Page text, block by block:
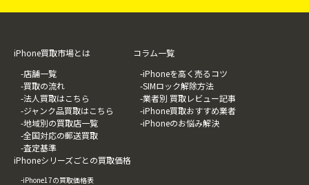
iPhone買取市場とは
-店舗一覧
-買取の流れ
-法人買取はこちら
-ジャンク品買取はこちら
-地域別の買取店一覧
-全国対応の郵送買取
-査定基準
コラム一覧
-iPhoneを高く売るコツ
-SIMロック解除方法
-業者別 買取レビュー記事
-iPhone買取おすすめ業者
-iPhoneのお悩み解決
iPhoneシリーズごとの買取価格
-iPhone17の買取価格表